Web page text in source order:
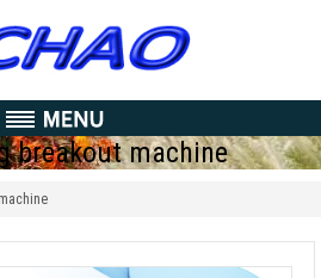
breakout machine